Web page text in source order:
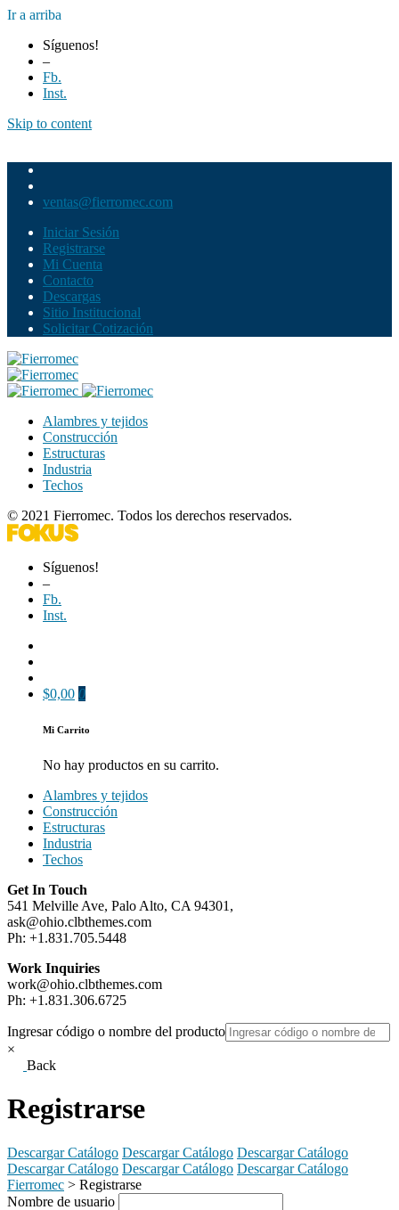
Ir a arriba
Síguenos!
–
Fb.
Inst.
Skip to content
ventas@fierromec.com
Iniciar Sesión
Registrarse
Mi Cuenta
Contacto
Descargas
Sitio Institucional
Solicitar Cotización
Alambres y tejidos
Construcción
Estructuras
Industria
Techos
© 2021 Fierromec. Todos los derechos reservados.
Síguenos!
–
Fb.
Inst.
$0,00 0
Mi Carrito
No hay productos en su carrito.
Alambres y tejidos
Construcción
Estructuras
Industria
Techos
Get In Touch
541 Melville Ave, Palo Alto, CA 94301,
ask@ohio.clbthemes.com
Ph: +1.831.705.5448
Work Inquiries
work@ohio.clbthemes.com
Ph: +1.831.306.6725
Ingresar código o nombre del producto
×
Back
Registrarse
Descargar Catálogo Descargar Catálogo Descargar Catálogo
Descargar Catálogo Descargar Catálogo Descargar Catálogo
Fierromec > Registrarse
Nombre de usuario